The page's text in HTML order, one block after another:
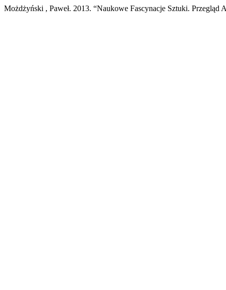
Możdżyński , Paweł. 2013. “Naukowe Fascynacje Sztuki. Przegląd